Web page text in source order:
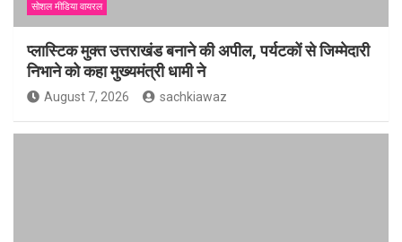
सोशल मीडिया वायरल
प्लास्टिक मुक्त उत्तराखंड बनाने की अपील, पर्यटकों से जिम्मेदारी
निभाने को कहा मुख्यमंत्री धामी ने
August 7, 2026 sachkiawaz